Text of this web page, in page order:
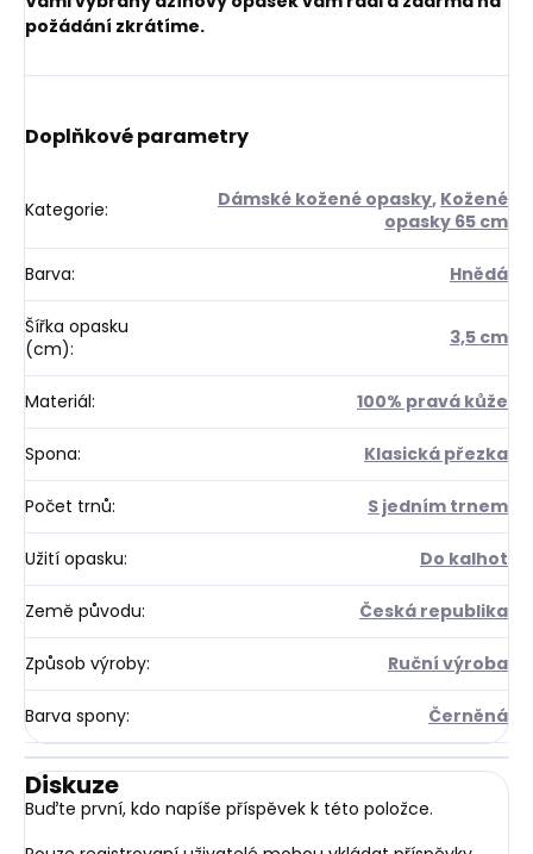
požádání zkrátíme.
Doplňkové parametry
Kategorie: Dámské kožené opasky, Kožené
opasky 65 cm
Barva: Hnědá
Šířka opasku
(cm): 3,5 cm
Materiál: 100% pravá kůže
Spona: Klasická přezka
Počet trnů: S jedním trnem
Užití opasku: Do kalhot
Země původu: Česká republika
Způsob výroby: Ruční výroba
Barva spony: Černěná
Diskuze
Buďte první, kdo napíše příspěvek k této položce.